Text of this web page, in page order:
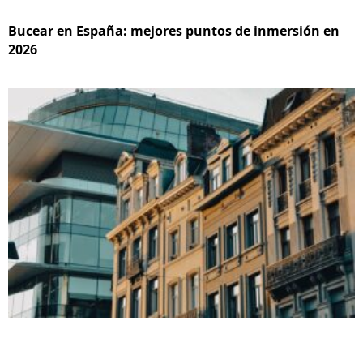
Bucear en España: mejores puntos de inmersión en
2026